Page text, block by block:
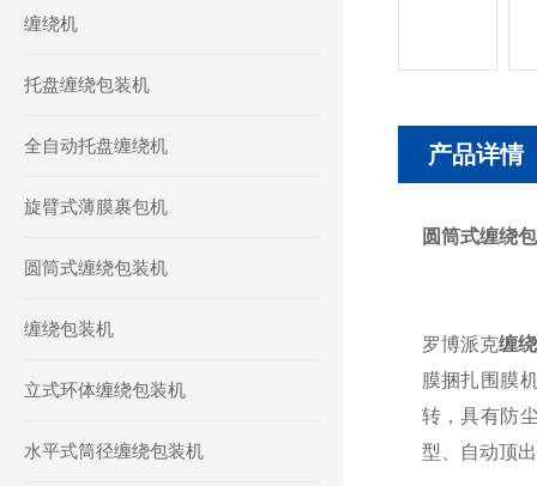
缠绕机
托盘缠绕包装机
全自动托盘缠绕机
旋臂式薄膜裹包机
圆筒式缠绕包装机
缠绕包装机
立式环体缠绕包装机
水平式筒径缠绕包装机
产品详情
圆筒式缠绕
罗博派克缠
膜捆扎围膜
转，具有防
型、自动顶